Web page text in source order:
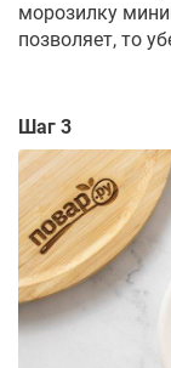
морозилку
позволяет, то
Шаг 3